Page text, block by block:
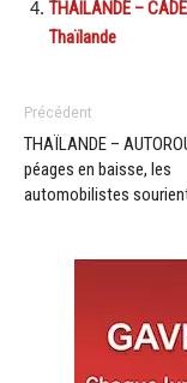
THAILANDE –
Thaïlande
Précédent
THAÏLANDE –
péages en baisse, les
automobilistes